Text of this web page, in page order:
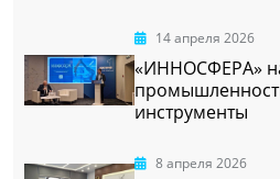
14 апреля 2026
«ИННОСФЕРА»
инструменты
8 апреля 2026